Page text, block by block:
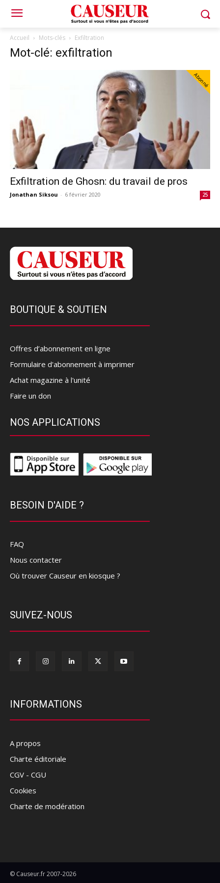
Accueil Mots-clés Exfiltration
Mot-clé: exfiltration
Abonné
Exfiltration de Ghosn: du travail de pros
Jonathan Siksou - 6 février 2020 25
BOUTIQUE & SOUTIEN
Offres d’abonnement en ligne
Formulaire d'abonnement à imprimer
Achat magazine à l'unité
Faire un don
NOS APPLICATIONS
BESOIN D'AIDE ?
FAQ
Nous contacter
Où trouver Causeur en kiosque ?
SUIVEZ-NOUS
INFORMATIONS
A propos
Charte éditoriale
CGV - CGU
Cookies
Charte de modération
© Causeur.fr 2007-2026